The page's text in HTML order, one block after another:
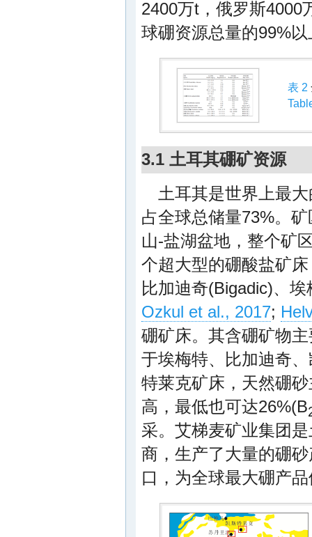
2400万t，俄罗斯4000
球硼资源总量的99%以
表 2
3.1 土耳其硼矿资源
土耳其是世界上最
占全球总储量73%。
山-盐湖盆地，整个矿
个超大型的硼酸盐矿
比加迪奇(Bigadic)、
Ozkul et al., 2017;
硼矿床。其含硼矿物
于埃梅特、比加迪奇
特莱克矿床，天然硼
高，最低也可达26%(B
采。艾梯麦矿业集团
商，生产了大量的硼
口，为全球最大硼产